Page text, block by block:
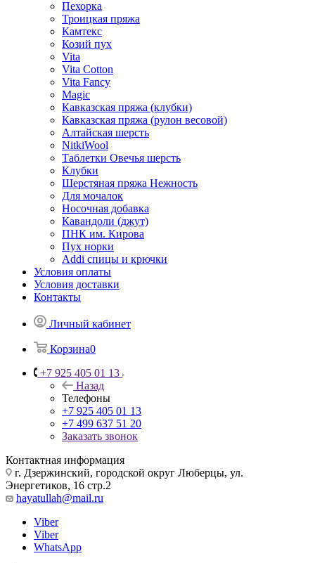
Пехорка
Троицкая пряжа
Камтекс
Козий пух
Vita
Vita Cotton
Vita Fancy
Magic
Кавказская пряжа (клубки)
Кавказская пряжа (рулон весовой)
Алтайская шерсть
NitkiWool
Таблетки Овечья шерсть
Клубки
Шерстяная пряжа Нежность
Для мочалок
Носочная добавка
Кавандоли (джут)
ПНК им. Кирова
Пух норки
Addi спицы и крючки
Условия оплаты
Условия доставки
Контакты
Личный кабинет
Корзина0
+7 925 405 01 13
Назад
Телефоны
+7 925 405 01 13
+7 499 637 51 20
Заказать звонок
Контактная информация
г. Дзержинский, городской округ Люберцы, ул.
Энергетиков, 16 стр.2
hayatullah@mail.ru
Viber
Viber
WhatsApp